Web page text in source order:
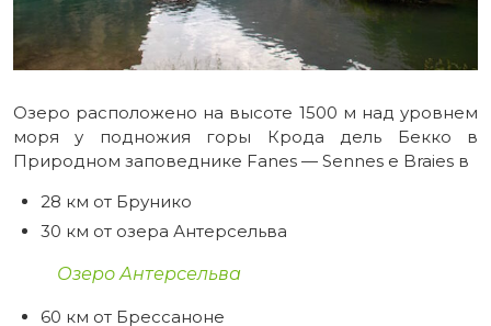
Озеро расположено на высоте 1500 м над уровнем
моря у подножия горы Крода дель Бекко в
Природном заповеднике Fanes — Sennes e Braies в
28 км от Брунико
30 км от озера Антерсельва
Озеро Антерсельва
60 км от Брессаноне